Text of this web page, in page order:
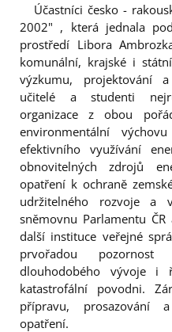
Účastníci česko -
2002" , která jednala
prostředí Libora
komunální, krajské i
výzkumu, projektování
učitelé a studenti
organizace z obou
environmentální
efektivního využívání
obnovitelných zdrojů
opatření k ochraně
udržitelného rozvoje a
sněmovnu Parlamentu
další instituce veřejné
prvořadou
dlouhodobého vývoje i
katastrofální povodni.
přípravu, prosazování
opatření.